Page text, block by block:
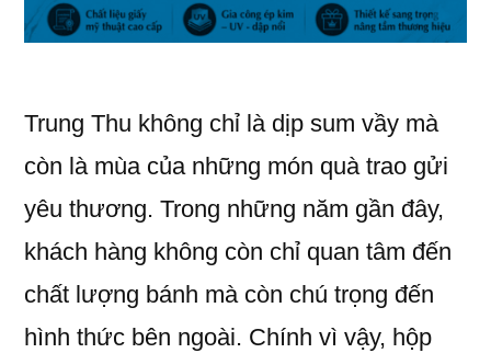
Trung Thu không chỉ là dịp sum vầy mà
còn là mùa của những món quà trao gửi
yêu thương. Trong những năm gần đây,
khách hàng không còn chỉ quan tâm đến
chất lượng bánh mà còn chú trọng đến
hình thức bên ngoài. Chính vì vậy, hộp